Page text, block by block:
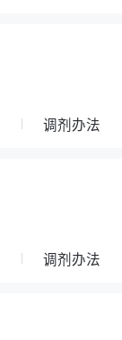
调剂办法
调剂办法